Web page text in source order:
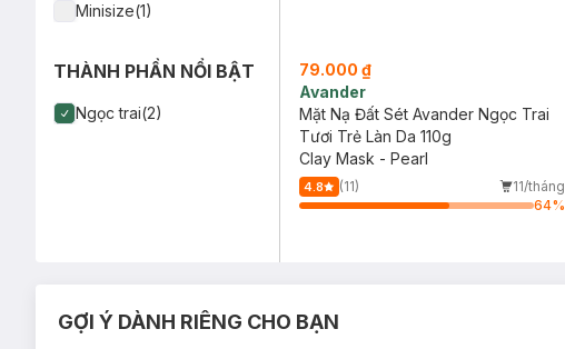
Minisize(1)
THÀNH PHẦN NỔI BẬT
Ngọc trai(2)
79.000 ₫
Avander
Mặt Nạ Đất Sét Avander Ngọc Trai
Tươi Trẻ Làn Da 110g
Clay Mask - Pearl
4.8 (11)
11/tháng
64%
GỢI Ý DÀNH RIÊNG CHO BẠN